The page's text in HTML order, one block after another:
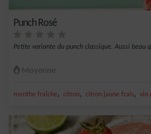
Punch Rosé
Petite variante du punch classique. Aussi beau
Moyenne
menthe fraîche, citron, citron jaune frais, vin